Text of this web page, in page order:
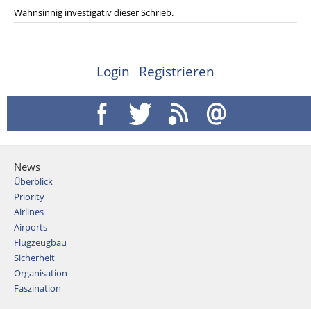
Wahnsinnig investigativ dieser Schrieb.
Login Registrieren
News
Überblick
Priority
Airlines
Airports
Flugzeugbau
Sicherheit
Organisation
Faszination